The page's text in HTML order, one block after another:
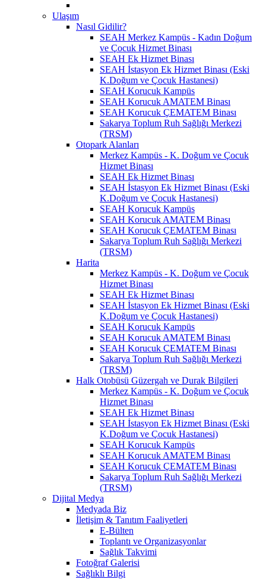
Ulaşım
Nasıl Gidilir?
SEAH Merkez Kampüs - Kadın Doğum
ve Çocuk Hizmet Binası
SEAH Ek Hizmet Binası
SEAH İstasyon Ek Hizmet Binası (Eski
K.Doğum ve Çocuk Hastanesi)
SEAH Korucuk Kampüs
SEAH Korucuk AMATEM Binası
SEAH Korucuk ÇEMATEM Binası
Sakarya Toplum Ruh Sağlığı Merkezi
(TRSM)
Otopark Alanları
Merkez Kampüs - K. Doğum ve Çocuk
Hizmet Binası
SEAH Ek Hizmet Binası
SEAH İstasyon Ek Hizmet Binası (Eski
K.Doğum ve Çocuk Hastanesi)
SEAH Korucuk Kampüs
SEAH Korucuk AMATEM Binası
SEAH Korucuk ÇEMATEM Binası
Sakarya Toplum Ruh Sağlığı Merkezi
(TRSM)
Harita
Merkez Kampüs - K. Doğum ve Çocuk
Hizmet Binası
SEAH Ek Hizmet Binası
SEAH İstasyon Ek Hizmet Binası (Eski
K.Doğum ve Çocuk Hastanesi)
SEAH Korucuk Kampüs
SEAH Korucuk AMATEM Binası
SEAH Korucuk ÇEMATEM Binası
Sakarya Toplum Ruh Sağlığı Merkezi
(TRSM)
Halk Otobüsü Güzergah ve Durak Bilgileri
Merkez Kampüs - K. Doğum ve Çocuk
Hizmet Binası
SEAH Ek Hizmet Binası
SEAH İstasyon Ek Hizmet Binası (Eski
K.Doğum ve Çocuk Hastanesi)
SEAH Korucuk Kampüs
SEAH Korucuk AMATEM Binası
SEAH Korucuk ÇEMATEM Binası
Sakarya Toplum Ruh Sağlığı Merkezi
(TRSM)
Dijital Medya
Medyada Biz
İletişim & Tanıtım Faaliyetleri
E-Bülten
Toplantı ve Organizasyonlar
Sağlık Takvimi
Fotoğraf Galerisi
Sağlıklı Bilgi